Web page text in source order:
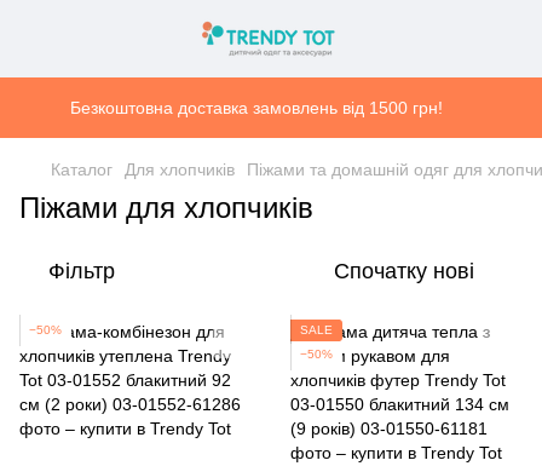
Безкоштовна доставка замовлень від 1500 грн!
Каталог Для хлопчиків Піжами та домашній одяг для
Піжами для хлопчиків
Фільтр Спочатку нові
−50%
SALE
−50%